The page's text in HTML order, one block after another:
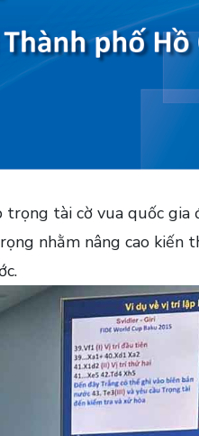
tài cờ vua quốc gia
nhằm nâng cao kiến